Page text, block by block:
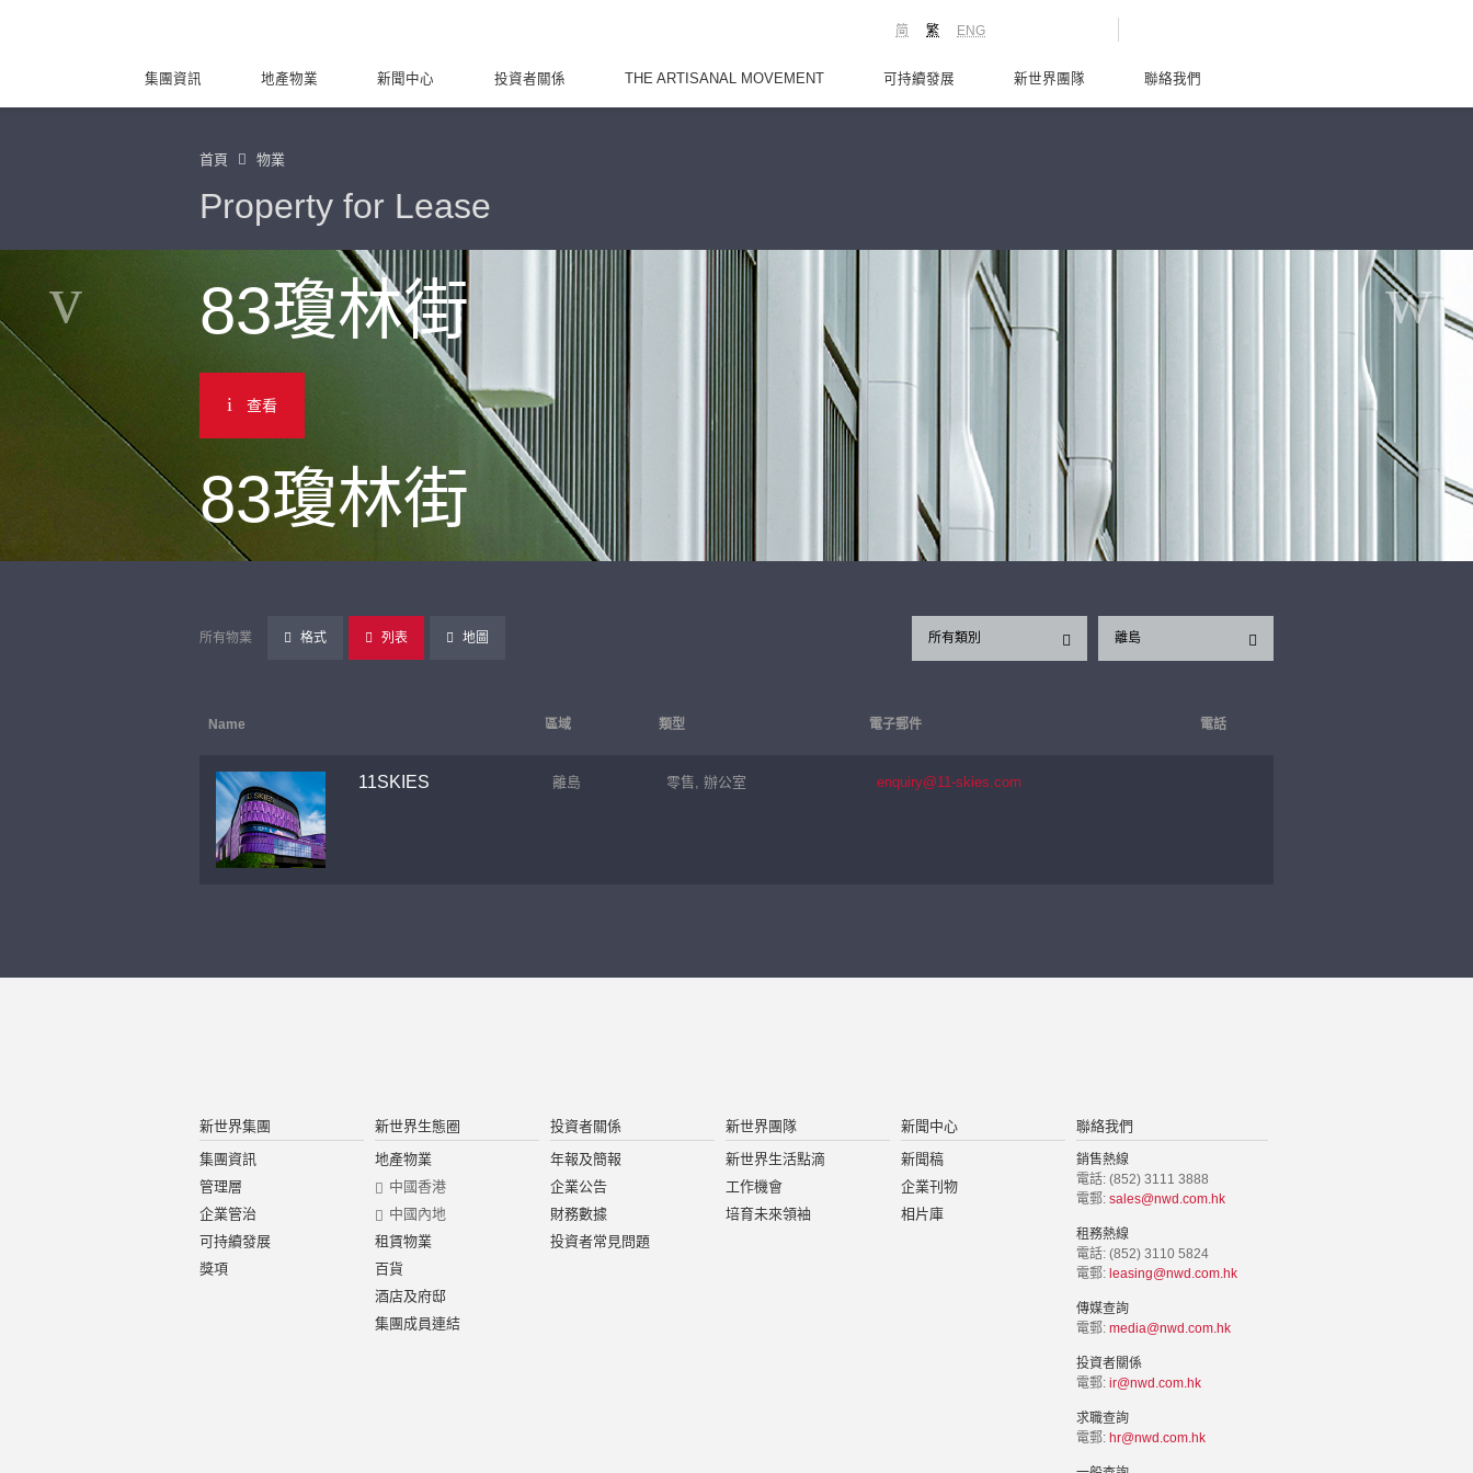
ENG
繁
简
集團資訊 地產物業 新聞中心 投資者關係 THE ARTISANAL MOVEMENT 可持續發展 新世界團隊 聯絡我們
首頁 物業
Property for Lease
83瓊林街
查看
83瓊林街
所有物業 格式 列表 地圖 離島
所有類別
Name 區域 類型 電子郵件 電話
11SKIES 離島 零售, 辦公室 enquiry@11-skies.com
新世界集團
集團資訊
管理層
企業管治
可持續發展
獎項
新世界生態圈
地產物業
中國香港
中國內地
租賃物業
百貨
酒店及府邸
集團成員連結
投資者關係
年報及簡報
企業公告
財務數據
投資者常見問題
新世界團隊
新世界生活點滴
工作機會
培育未來領袖
新聞中心
新聞稿
企業刊物
相片庫
聯絡我們
銷售熱線
電話: (852) 3111 3888
電郵: sales@nwd.com.hk
租務熱線
電話: (852) 3110 5824
電郵: leasing@nwd.com.hk
傳媒查詢
電郵: media@nwd.com.hk
投資者關係
電郵: ir@nwd.com.hk
求職查詢
電郵: hr@nwd.com.hk